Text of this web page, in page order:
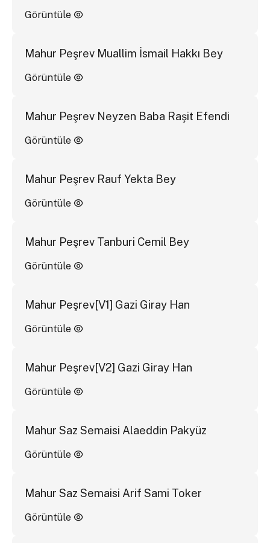
Görüntüle
Mahur Peşrev Muallim İsmail Hakkı Bey
Görüntüle
Mahur Peşrev Neyzen Baba Raşit Efendi
Görüntüle
Mahur Peşrev Rauf Yekta Bey
Görüntüle
Mahur Peşrev Tanburi Cemil Bey
Görüntüle
Mahur Peşrev[V1] Gazi Giray Han
Görüntüle
Mahur Peşrev[V2] Gazi Giray Han
Görüntüle
Mahur Saz Semaisi Alaeddin Pakyüz
Görüntüle
Mahur Saz Semaisi Arif Sami Toker
Görüntüle